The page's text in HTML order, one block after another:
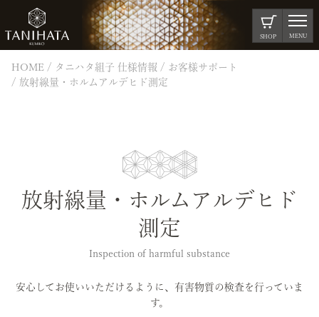
SHOP MENU
HOME タニハタ組子 仕様情報
お客様サポート
放射線量・ホルムアルデヒド測定
放射線量・ホルムアルデヒド
測定
Inspection of harmful substance
安心してお使いいただけるように、有害物質の検査を行っていま
す。